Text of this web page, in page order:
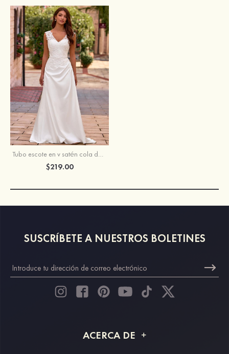
Tubo escote en v satén cola de corte vestido de novia
$219.00
SUSCRÍBETE A NUESTROS BOLETINES
ACERCA DE